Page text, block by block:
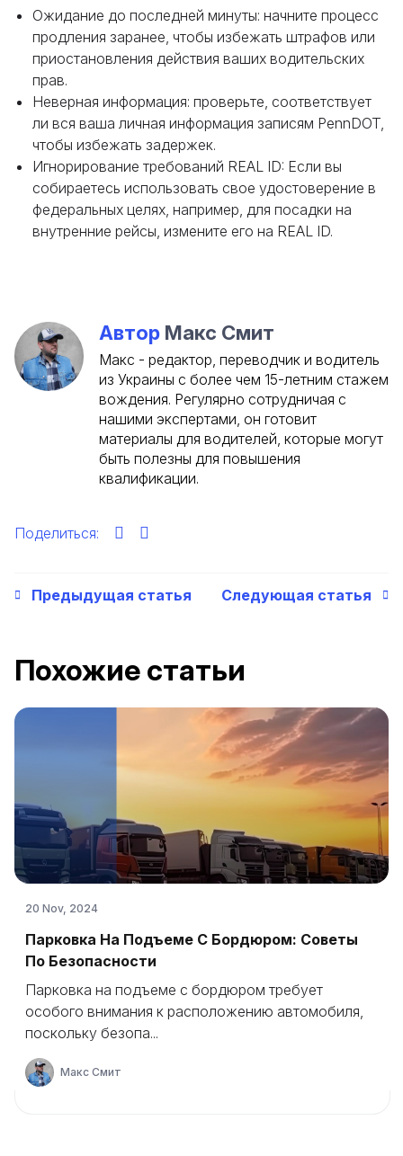
Ожидание до последней минуты: начните процесс
продления заранее, чтобы избежать штрафов или
приостановления действия ваших водительских
прав.
Неверная информация: проверьте, соответствует
ли вся ваша личная информация записям PennDOT,
чтобы избежать задержек.
Игнорирование требований REAL ID: Если вы
собираетесь использовать свое удостоверение в
федеральных целях, например, для посадки на
внутренние рейсы, измените его на REAL ID.
Автор Макс Смит
Макс - редактор, переводчик и водитель
из Украины с более чем 15-летним стажем
вождения. Регулярно сотрудничая с
нашими экспертами, он готовит
материалы для водителей, которые могут
быть полезны для повышения
квалификации.
Поделиться:
Предыдущая статья Следующая статья
Похожие статьи
20 Nov, 2024
Парковка На Подъеме С Бордюром: Советы
По Безопасности
Парковка на подъеме с бордюром требует
особого внимания к расположению автомобиля,
поскольку безопа...
Макс Смит